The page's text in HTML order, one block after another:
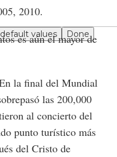
values
Done
2010.
es aún el mayor de
la final del Mundial
las 200,000
al concierto del
punto turístico más
del Cristo de